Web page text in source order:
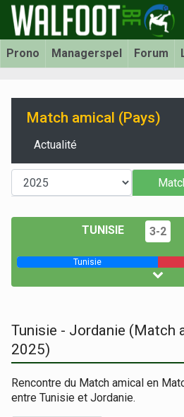
Prono Managerspel Forum
Match amical (Pays)
Actualité
TUNISIE 3-2
Tunisie
Tunisie - Jordanie (Match
2025)
Rencontre du Match amical en
entre Tunisie et Jordanie.